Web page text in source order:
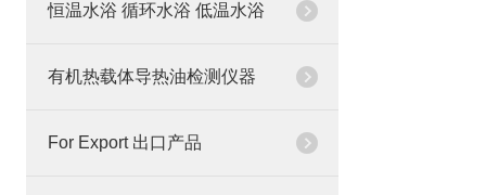
恒温水浴 循环水浴 低温水浴
有机热载体导热油检测仪器
For Export 出口产品